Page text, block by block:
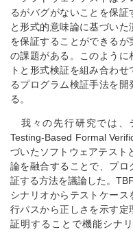
るがバグがないことを保
と形式的意味論に基づい
を保証することができるが
の課題がある。このように
トと形式検証を組み合わ
るプログラム検証手法を
る。
我々の先行研究では、
Testing-Based Formal
づいたソフトウェアテスト
論を融合することで、プ
証する方法を議論した。
シナリオからテストケー
行パスから正しさを示す
証明することで機能シナ